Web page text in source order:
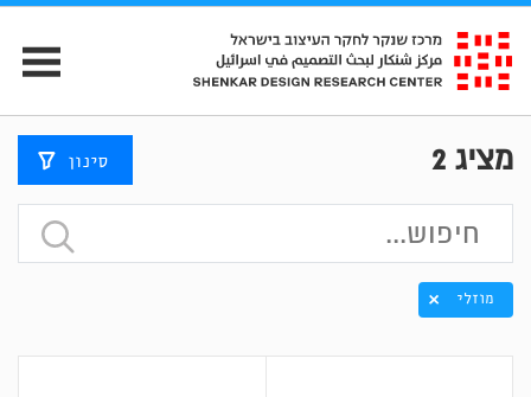
מציג 2 סינון
מוזלי